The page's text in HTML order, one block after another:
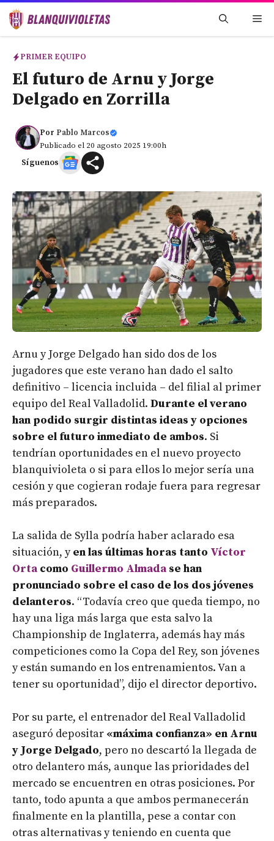
Saltar
PRIMER EQUIPO
El futuro de Arnu y Jorge
Delgado en Zorrilla
Por Pablo Marcos
Publicado el 20 agosto 2025 19:00h
Síguenos
Arnu y Jorge Delgado han sido dos de los
jugadores que este verano han dado el salto
definitivo – licencia incluida – del filial al primer
equipo del Real Valladolid. Durante el verano
han podido surgir distintas ideas y opciones
sobre el futuro inmediato de ambos. Si
tendrían oportunidades en el nuevo proyecto
blanquivioleta o si para ellos lo mejor sería una
cesión y que cogieran rodaje fuera para regresar
más preparados.
La salida de Sylla podría haber aclarado esa
situación, yen las últimas horas tanto Víctor
Orta como Guillermo Almada se han
pronunciado sobre el caso de los dos jóvenes
delanteros. “Todavía creo que queda tiempo, no
hay una liga más larga que esta salvo la
Championship de Inglaterra, además hay más
competiciones como la Copa del Rey, son jóvenes
y están sumando en los entrenamientos. Van a
tener su oportunidad”, dijo el director deportivo.
Por su parte, el entrenador del Real Valladolid
aseguró depositar «máxima confianza» en Arnu
y Jorge Delgado, pero no descartó la llegada de
otro delantero más, aunque las prioridades del
mercado se encuentren en otras posiciones. Por
tanto, todo apunta a que ambos permanecerán
finalmente en la plantilla, pese a contar con
otras alternativas y teniendo en cuenta que